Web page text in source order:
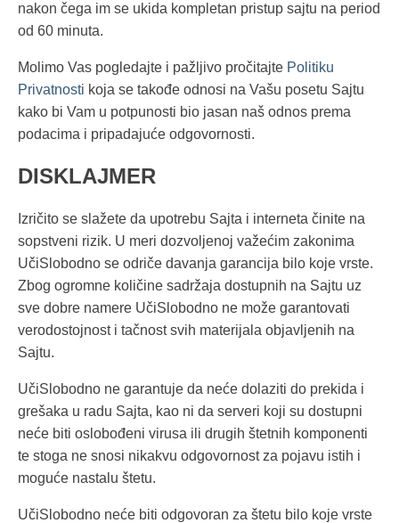
nakon čega im se ukida kompletan pristup sajtu na period
od 60 minuta.
Molimo Vas pogledajte i pažljivo pročitajte Politiku
Privatnosti koja se takođe odnosi na Vašu posetu Sajtu
kako bi Vam u potpunosti bio jasan naš odnos prema
podacima i pripadajuće odgovornosti.
DISKLAJMER
Izričito se slažete da upotrebu Sajta i interneta činite na
sopstveni rizik. U meri dozvoljenoj važećim zakonima
UčiSlobodno se odriče davanja garancija bilo koje vrste.
Zbog ogromne količine sadržaja dostupnih na Sajtu uz
sve dobre namere UčiSlobodno ne može garantovati
verodostojnost i tačnost svih materijala objavljenih na
Sajtu.
UčiSlobodno ne garantuje da neće dolaziti do prekida i
grešaka u radu Sajta, kao ni da serveri koji su dostupni
neće biti oslobođeni virusa ili drugih štetnih komponenti
te stoga ne snosi nikakvu odgovornost za pojavu istih i
moguće nastalu štetu.
UčiSlobodno neće biti odgovoran za štetu bilo koje vrste